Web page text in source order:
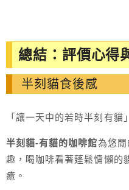
總結：評價心得
半刻貓食後感
「讓一天中的若時半刻有貓」
半刻貓-有貓的咖啡館為悠
趣，喝咖啡看著蓬鬆慵懶的
癒。